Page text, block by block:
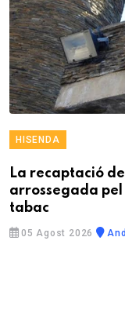
HISENDA
La recaptació
arrossegada pel
tabac
05 Agost 2026